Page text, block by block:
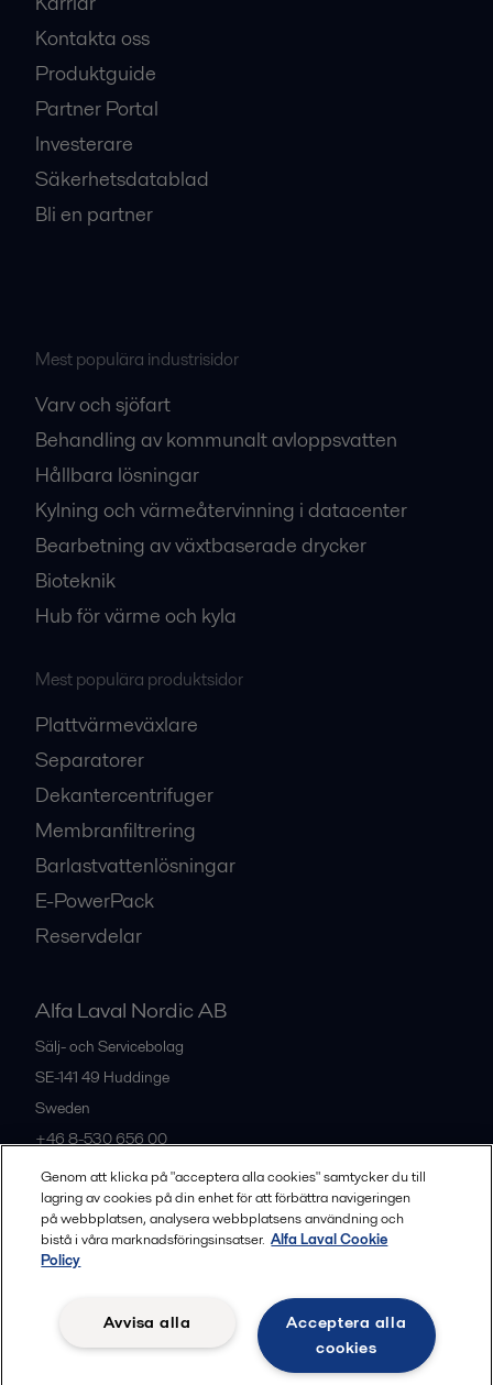
Kontakta oss
Produktguide
Partner Portal
Investerare
Säkerhetsdatablad
Bli en partner
Mest populära industrisidor
Varv och sjöfart
Behandling av kommunalt avloppsvatten
Hållbara lösningar
Kylning och värmeåtervinning i datacenter
Bearbetning av växtbaserade drycker
Bioteknik
Hub för värme och kyla
Mest populära produktsidor
Plattvärmeväxlare
Separatorer
Dekantercentrifuger
Membranfiltrering
Barlastvattenlösningar
E-PowerPack
Reservdelar
Alfa Laval Nordic AB
Sälj- och Servicebolag
SE-141 49 Huddinge
Sweden
+46 8-530 656 00
Alla kontor och partners
Legal terms and conditions
Community guidelines
Genom att klicka på "acceptera alla cookies" samtycker du till
lagring av cookies på din enhet för att förbättra navigeringen
på webbplatsen, analysera webbplatsens användning och
bistå i våra marknadsföringsinsatser. Alfa Laval Cookie
Policy
Acceptera alla
cookies
Avvisa alla